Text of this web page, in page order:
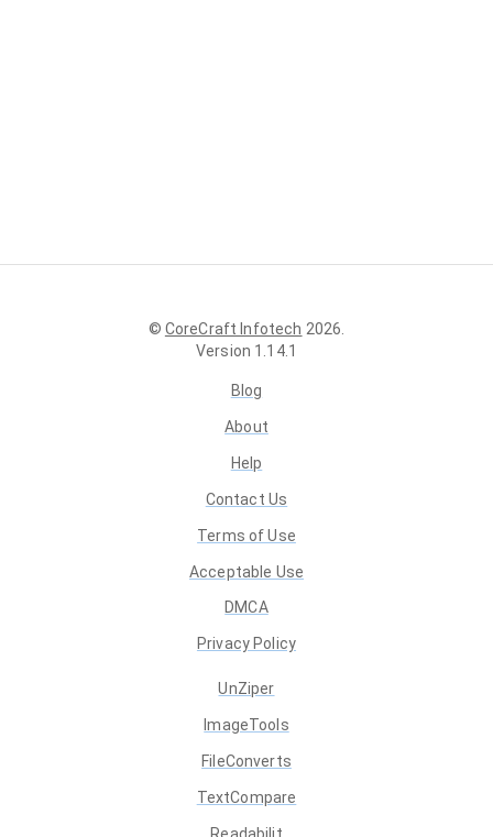
© CoreCraft Infotech 2026
Version 1.14.1
Blog
About
Help
Contact Us
Terms of Use
Acceptable Use
DMCA
Privacy Policy
UnZiper
ImageTools
FileConverts
TextCompare
Readabilit